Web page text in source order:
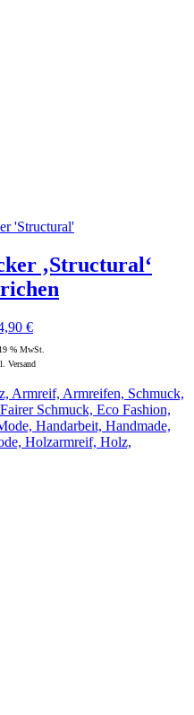
'Structural'
‚Structural‘
€
% MwSt.
Versand